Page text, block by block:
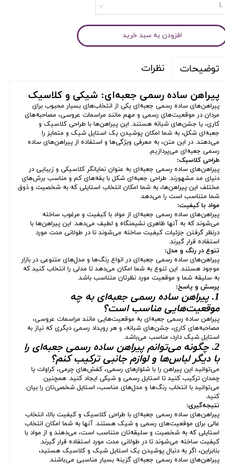
L
افزودن به سبد خرید
توضیحات نظرات
پیراهن ساده رسمی جعبه‌ای: شیکی و کلاسیک
پیراهن‌های ساده رسمی جعبه‌ای یکی از انتخاب‌های بسیار محبوب برای
مردان در موقعیت‌های رسمی و مهم مانند مراسمات عروسی، مصاحبه‌های
کاری، یا جشن‌های شبانه هستند. این پیراهن‌ها با طراحی کلاسیک و
جعبه‌ای شکل، به شما امکان پوشیدن یک استایل شیک و متمایز را
می‌دهند. در این متن، به معرفی ویژگی‌ها و استفاده از پیراهن‌های ساده
رسمی جعبه‌ای می‌پردازیم.
طراحی کلاسیک:
پیراهن‌های ساده رسمی جعبه‌ای به عنوان نمایانگر کلاسیکی و زیبایی در
دنیای مد مشهورند. طراحی جعبه‌ای شکل با یقه‌های کم و مناسب برش‌های
مختلف این پیراهن‌ها، به شما امکان انتخاب استایلی که به شخصیت و ذوق
شما متناسب است را می‌دهد.
مواد با کیفیت:
پیراهن‌های ساده رسمی جعبه‌ای از مواد با کیفیت و مرغوب ساخته
می‌شوند که به آنها ظاهری نشیمنگاه و لطیف می‌دهد. این پیراهن‌ها با
درنظر گرفتن جزئیات کیفیت ساخته می‌شوند تا در طولانی مدت مورد
استفاده قرار گیرند.
تنوع در رنگ و مدل:
پیراهن‌های ساده رسمی جعبه‌ای در انواع رنگ‌ها و مدل‌های متنوعی در بازار
موجود هستند. این تنوع به شما امکان می‌دهد تا مدلی را انتخاب کنید که
به سلیقه شما و موقعیت مورد نظرتان متناسب باشد.
پرسش و پاسخ:
1. پیراهن ساده رسمی جعبه‌ای به چه
موقعیت‌هایی مناسب است؟
پیراهن ساده رسمی جعبه‌ای به موقعیت‌هایی مانند مراسمات عروسی،
مصاحبه‌های کاری، جشن‌های شبانه، و هر رویداد رسمی دیگری که نیاز به
استایل شیک دارد، مناسب می‌باشد.
2. چگونه می‌توانم پیراهن ساده رسمی جعبه‌ای را
با دیگر لباس‌ها و لوازم جانبی ترکیب کنم؟
می‌توانید این پیراهن را با شلوارهای رسمی، کفش‌های چرمی، کراوات یا
چمدان ترکیب کنید تا استایل رسمی و شیکی ایجاد کنید. همچنین
می‌توانید با انتخاب رنگ‌ها و مدل‌های مناسب، استایل شخصی‌تان را بیان
کنید.
نتیجه‌گیری:
پیراهن‌های ساده رسمی جعبه‌ای با طراحی کلاسیک و کیفیت بالا، انتخاب
عالی برای موقعیت‌های رسمی و شیک هستند. آنها به شما امکان انتخاب
استایلی که به شخصیت و سلیقه‌تان متناسب است، می‌دهند و از مواد با
کیفیت ساخته می‌شوند تا در طولانی مدت مورد استفاده قرار گیرند.
بنابراین، اگر به دنبال پوشیدن یک استایل شیک و کلاسیک هستید،
پیراهن‌های ساده رسمی جعبه‌ای گزینه بسیار مناسبی می‌باشند.